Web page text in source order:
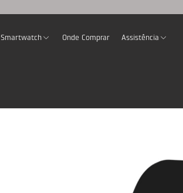
Smartwatch Onde Comprar Assistência